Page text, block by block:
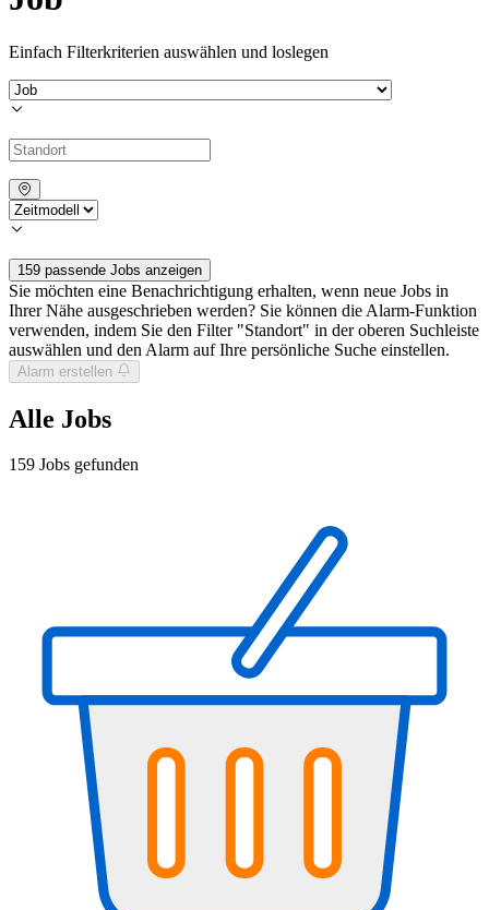
Einfach Filterkriterien auswählen und loslegen
159 passende Jobs anzeigen
Sie möchten eine Benachrichtigung erhalten, wenn neue Jobs in
Ihrer Nähe ausgeschrieben werden? Sie können die Alarm-Funktion
verwenden, indem Sie den Filter "Standort" in der oberen Suchleiste
auswählen und den Alarm auf Ihre persönliche Suche einstellen.
Alarm erstellen
Alle Jobs
159 Jobs gefunden